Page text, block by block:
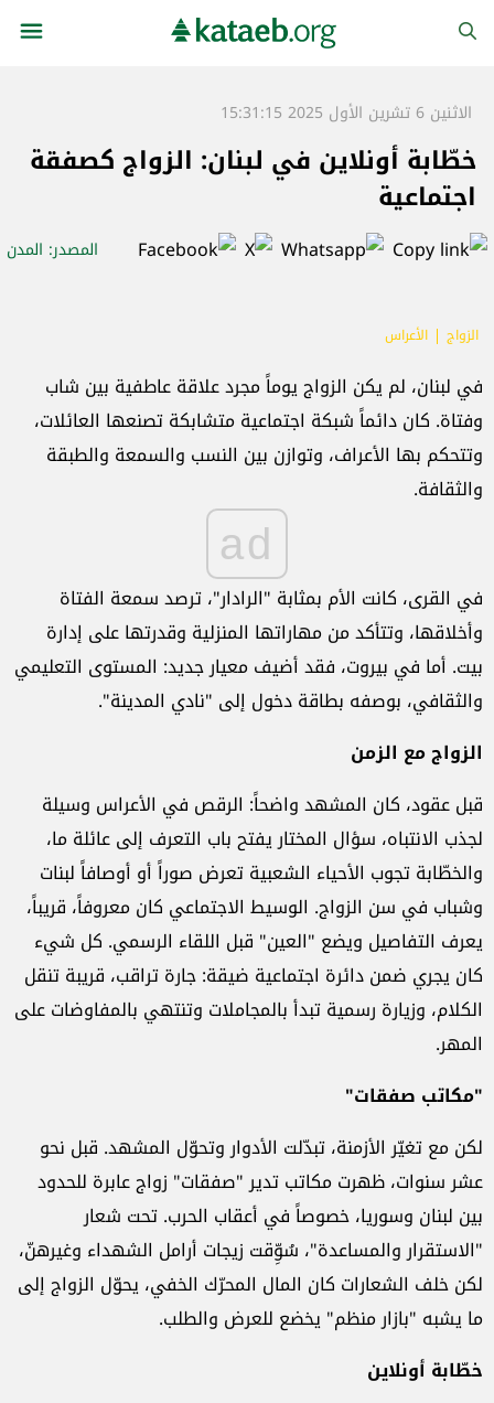
الاثنين 6 تشرين الأول 2025 15:31:15
خطّابة أونلاين في لبنان: الزواج كصفقة
اجتماعية
المصدر: المدن
الزواج الأعراس
في لبنان، لم يكن الزواج يوماً مجرد علاقة عاطفية بين شاب
وفتاة. كان دائماً شبكة اجتماعية متشابكة تصنعها العائلات،
وتتحكم بها الأعراف، وتوازن بين النسب والسمعة والطبقة
والثقافة.
ad
في القرى، كانت الأم بمثابة "الرادار"، ترصد سمعة الفتاة
وأخلاقها، وتتأكد من مهاراتها المنزلية وقدرتها على إدارة
بيت. أما في بيروت، فقد أضيف معيار جديد: المستوى التعليمي
والثقافي، بوصفه بطاقة دخول إلى "نادي المدينة".
الزواج مع الزمن
قبل عقود، كان المشهد واضحاً: الرقص في الأعراس وسيلة
لجذب الانتباه، سؤال المختار يفتح باب التعرف إلى عائلة ما،
والخطّابة تجوب الأحياء الشعبية تعرض صوراً أو أوصافاً لبنات
وشباب في سن الزواج. الوسيط الاجتماعي كان معروفاً، قريباً،
يعرف التفاصيل ويضع "العين" قبل اللقاء الرسمي. كل شيء
كان يجري ضمن دائرة اجتماعية ضيقة: جارة تراقب، قريبة تنقل
الكلام، وزيارة رسمية تبدأ بالمجاملات وتنتهي بالمفاوضات على
المهر.
"مكاتب صفقات"
لكن مع تغيّر الأزمنة، تبدّلت الأدوار وتحوّل المشهد. قبل نحو
عشر سنوات، ظهرت مكاتب تدير "صفقات" زواج عابرة للحدود
بين لبنان وسوريا، خصوصاً في أعقاب الحرب. تحت شعار
"الاستقرار والمساعدة"، سُوِّقت زيجات أرامل الشهداء وغيرهنّ،
لكن خلف الشعارات كان المال المحرّك الخفي، يحوّل الزواج إلى
ما يشبه "بازار منظم" يخضع للعرض والطلب.
خطّابة أونلاين